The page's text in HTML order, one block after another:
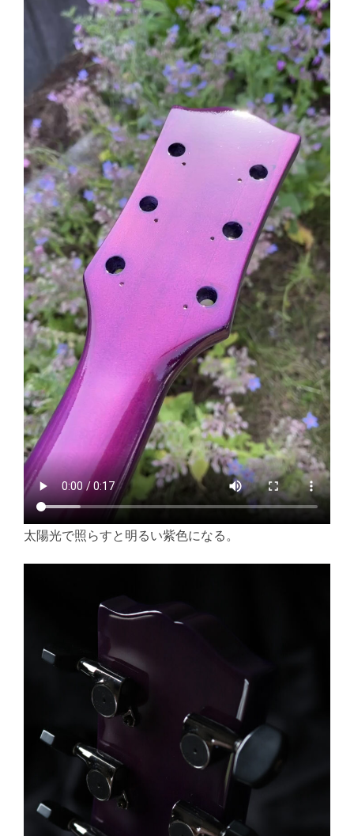
太陽光で照らすと明るい紫色になる。